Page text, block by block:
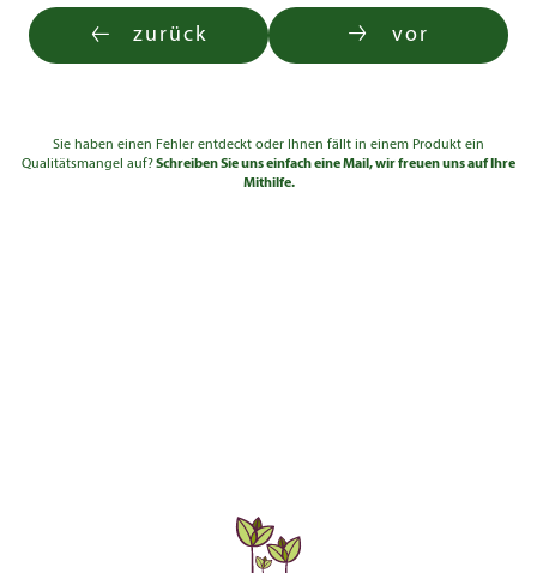
zurück vor
Sie haben einen Fehler entdeckt oder Ihnen fällt in einem Produkt ein
Qualitätsmangel auf?Schreiben Sie uns einfach eine Mail, wir freuen uns auf Ihre
Mithilfe.